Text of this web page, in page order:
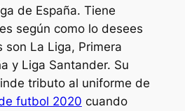
de España. Tiene
según como lo desees
son La Liga, Primera
y Liga Santander. Su
tributo al uniforme de
futbol 2020 cuando